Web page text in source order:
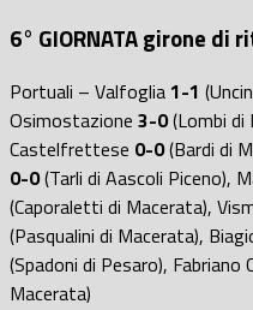
6° GIORNATA girone di
Portuali – Valfoglia1-1
Osimostazione 3-0(Lombi di
Castelfrettese 0-0(Bardi di
0-0(Tarli di Aascoli Piceno),
(Caporaletti di Macerata),
(Pasqualini di Macerata),
(Spadoni di Pesaro),
Macerata)